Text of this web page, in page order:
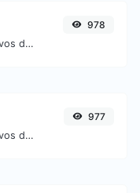
Converta facilmente arquivos de imagem BMP para JPG.
978
Converta facilmente arquivos de imagem PNG para BMP.
977